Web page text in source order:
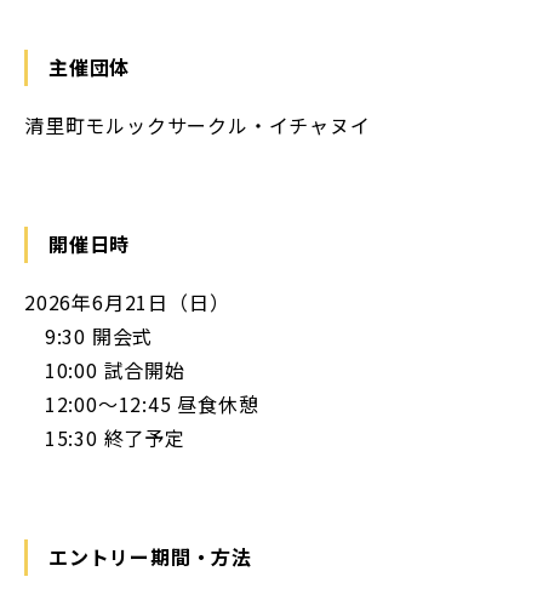
主催団体
清里町モルックサークル・イチャヌイ
開催日時
2026年6月21日（日）
9:30 開会式
10:00 試合開始
12:00〜12:45 昼食休憩
15:30 終了予定
エントリー期間・方法